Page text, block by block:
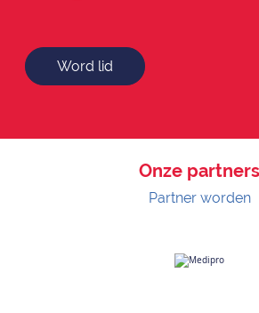
Word lid
Onze partners
Partner worden